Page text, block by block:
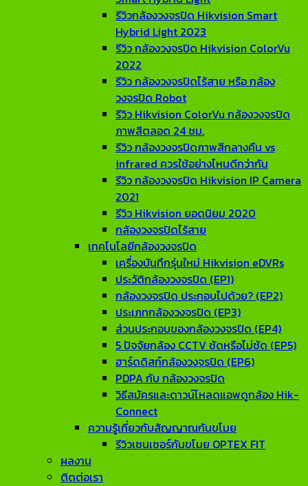
รีวิวกล้องวงจรปิด Hikvision Smart
Hybrid Light 2023
รีวิว กล้องวงจรปิด Hikvision ColorVu
2022
รีวิว กล้องวงจรปิดไร้สาย หรือ กล้อง
วงจรปิด Robot
รีวิว Hikvision ColorVu กล้องวงจรปิด
ภาพสีตลอด 24 ชม.
รีวิว กล้องวงจรปิดภาพสีกลางคืน vs
infrared ควรใช้อย่างไหนดีกว่ากัน
รีวิว กล้องวงจรปิด Hikvision IP Camera
2021
รีวิว Hikvision ยอดนิยม 2020
กล้องวงจรปิดไร้สาย
เทคโนโลยีกล้องวงจรปิด
เครื่องบันทึกรุ่นใหม่ Hikvision eDVRs
ประวัติกล้องวงจรปิด (EP1)
กล้องวงจรปิด ประกอบไปด้วย? (EP2)
ประเภทกล้องวงจรปิด (EP3)
ส่วนประกอบของกล้องวงจรปิด (EP4)
5 ปัจจัยกล้อง CCTV ชัดหรือไม่ชัด (EP5)
ฮาร์ดดิสก์กล้องวงจรปิด (EP6)
PDPA กับ กล้องวงจรปิด
วิธีสมัครและดาวน์โหลดแอพดูกล้อง Hik-
Connect
ความรู้เกี่ยวกับสัญญาณกันขโมย
รีวิวเซนเซอร์กันขโมย OPTEX FIT
ผลงาน
ติดต่อเรา